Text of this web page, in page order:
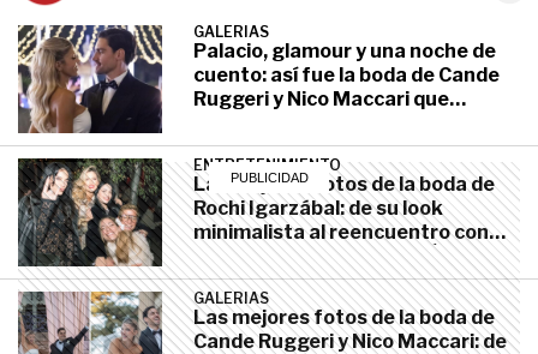
ENTRETENIMIENTO diciembre 7, 2023
GALERIAS
Palacio, glamour y una noche de
cuento: así fue la boda de Cande
Ruggeri y Nico Maccari que
ENTRETENIMIENTO
Las mejores fotos de la boda de
Rochi Igarzábal: de su look
minimalista al reencuentro con
sus compañeros de Casi Ángeles
GALERIAS
Las mejores fotos de la boda de
Cande Ruggeri y Nico Maccari: de